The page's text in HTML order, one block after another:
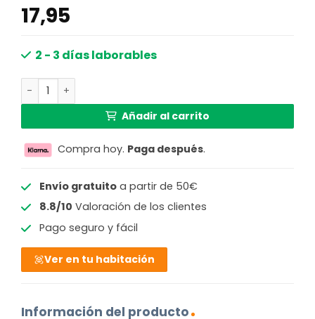
17,95
2 - 3 días laborables
Foco de metal blanco moderno Steinhauer Pelite spot
Añadir al carrito
Compra hoy. Paga después.
Envío gratuitoa partir de 50€
8.8/10 Valoración de los clientes
Pago seguro y fácil
Ver en tu habitación
Información del producto